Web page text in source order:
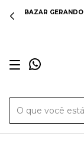
BAZAR